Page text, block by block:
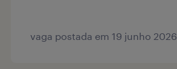
vaga postada em 19 junho 2026